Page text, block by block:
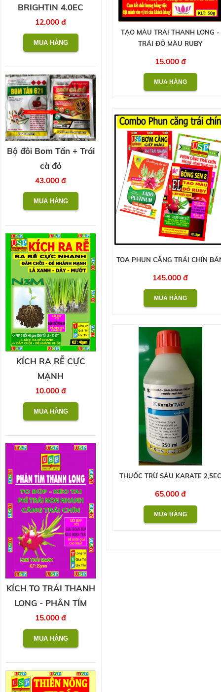
TẠO MÀU TRÁI THANH LONG -
TRÁI ĐỎ MÀU RUBY
15.000 đ
TOA PHUN CĂNG TRÁI CHÍN
145.000 đ
THUỐC TRỪ SÂU KARATE 2,5EC
65.000 đ
BRIGHTIN 4.0EC
12.000 đ
Bộ đôi Bom Tấn + Trái
cà đỏ
43.000 đ
KÍCH RA RỄ CỰC
MẠNH
10.000 đ
KÍCH TO TRÁI THANH
LONG - PHÂN TÍM
15.000 đ